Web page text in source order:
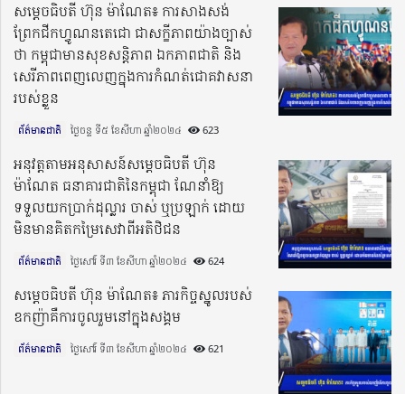
សម្តេចធិបតី ហ៊ុន ម៉ាណែត៖ ការសាងសង់
ព្រែកជីកហ្វូណនតេជោ ជាសក្ខីភាពយ៉ាងច្បាស់
ថា កម្ពុជាមានសុខសន្តិភាព ឯកភាពជាតិ និង
សេរីភាពពេញលេញក្នុងការកំណត់ជោគវាសនា
របស់ខ្លួន
ព័ត៌មានជាតិ ថ្ងៃចន្ទ ទី៥ ខែសីហា ឆ្នាំ២០២៤​ 623
អនុវត្តតាមអនុសាសន៍សម្តេចធិបតី ហ៊ុន
ម៉ាណែត ធនាគារជាតិនៃកម្ពុជា ណែនាំឱ្យ
ទទួលយកប្រាក់ដុល្លារ ចាស់ ឬប្រឡាក់ ដោយ
មិនមានគិតកម្រៃសេវាពីអតិថិជន
ព័ត៌មានជាតិ ថ្ងៃសៅរ៍ ទី៣ ខែសីហា ឆ្នាំ២០២៤​ 624
សម្តេចធិបតី ហ៊ុន ម៉ាណែត៖ ភារកិច្ចស្នូលរបស់
ឧកញ៉ាគឺការចូលរួមនៅក្នុងសង្គម
ព័ត៌មានជាតិ ថ្ងៃសៅរ៍ ទី៣ ខែសីហា ឆ្នាំ២០២៤​ 621